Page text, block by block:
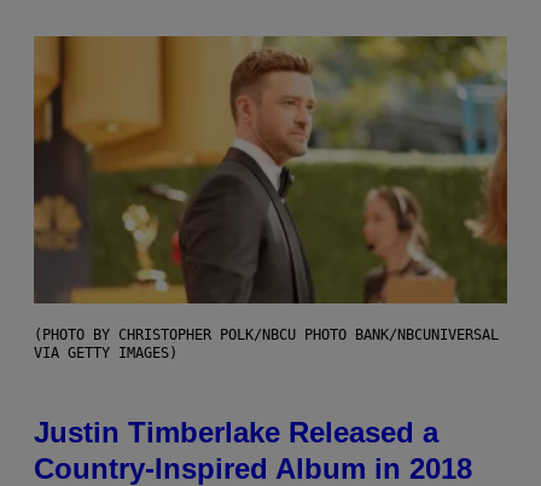
(PHOTO BY CHRISTOPHER POLK/NBCU PHOTO BANK/NBCUNIVERSAL
VIA GETTY IMAGES)
Justin Timberlake Released a
Country-Inspired Album in 2018